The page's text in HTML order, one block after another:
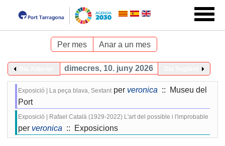
Per mes Anar a un mes
dimecres, 10. juny 2026
Exposició | La peça blava, Sextant per veronica :: Museu del
Port
Exposició | Rafael Català (1929-2022) L'art del possible i l'improbable
per veronica :: Exposicions